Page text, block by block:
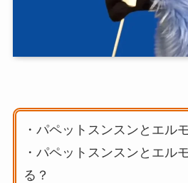
・パペットスンスンとエル
・パペットスンスンとエル
る？